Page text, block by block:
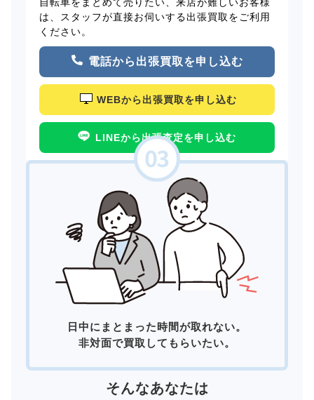
は、スタッフが直接お伺いする出張買取をご利用
ください。
電話から出張買取を申し込む
WEBから出張買取を申し込む
LINEから出張査定を申し込む
日中にまとまった時間が取れない。
非対面で買取してもらいたい。
そんなあなたは